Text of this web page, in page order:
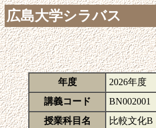
広島大学シラバス
年度 2026年度
講義コード
BN002001
授業科目名
比較文化B